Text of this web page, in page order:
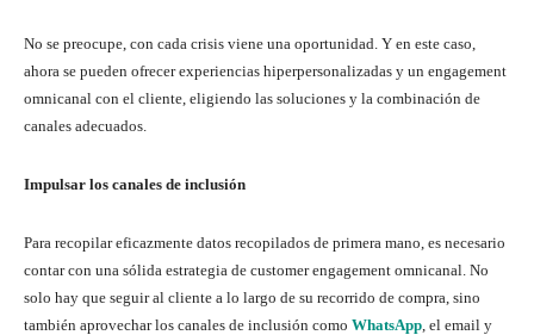
No se preocupe, con cada crisis viene una oportunidad. Y en este caso,
ahora se pueden ofrecer experiencias hiperpersonalizadas y un engagement
omnicanal con el cliente, eligiendo las soluciones y la combinación de
canales adecuados.
Impulsar los canales de inclusión
Para recopilar eficazmente datos recopilados de primera mano, es necesario
contar con una sólida estrategia de customer engagement omnicanal. No
solo hay que seguir al cliente a lo largo de su recorrido de compra, sino
también aprovechar los canales de inclusión como WhatsApp , el email y